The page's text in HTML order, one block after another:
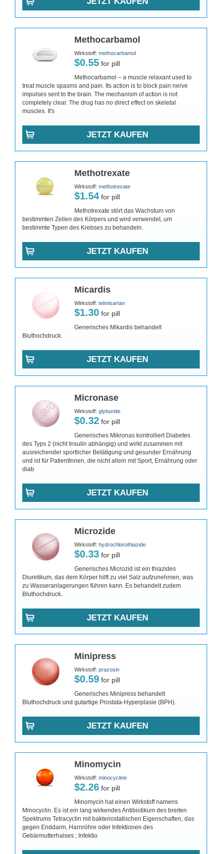
Methocarbamol
Wirkstoff: methocarbamol
$0.55 for pill
Methocarbamol – a muscle relaxant used to
treat muscle spasms and pain. Its action is to block pain nerve
impulses sent to the brain. The mechanism of action is not
completely clear. The drug has no direct effect on skeletal
muscles. It's
JETZT KAUFEN
Methotrexate
Wirkstoff: methotrexate
$1.54 for pill
Methotrexate stört das Wachstum von
bestimmten Zellen des Körpers und wird verwendet, um
bestimmte Typen des Krebses zu behandeln.
JETZT KAUFEN
Micardis
Wirkstoff: telmisartan
$1.30 for pill
Generisches Mikardis behandelt
Bluthochdruck.
JETZT KAUFEN
Micronase
Wirkstoff: glyburide
$0.32 for pill
Generisches Mikronas kontrolliert Diabetes
des Typs 2 (nicht Insulin abhängig) und wirkt zusammen mit
ausreichender sportlicher Betätigung und gesunder Ernährung
und ist für PatientInnen, die nicht allein mit Sport, Ernährung oder
diab
JETZT KAUFEN
Microzide
Wirkstoff: hydrochlorothiazide
$0.33 for pill
Generisches Microzid ist ein thiazides
Diuretikum, das dem Körper hilft zu viel Salz aufzunehmen, was
zu Wasseranlagerungen führen kann. Es behandelt zudem
Bluthochdruck.
JETZT KAUFEN
Minipress
Wirkstoff: prazosin
$0.59 for pill
Generisches Minipress behandelt
Bluthochdruck und gutartige Prostata-Hyperplasie (BPH).
JETZT KAUFEN
Minomycin
Wirkstoff: minocycline
$2.26 for pill
Minomycin hat einen Wirkstoff namens
Minocyclin. Es ist ein lang wirkendes Antibiotikum des breiten
Spektrums Tetracyclin mit bakteriostatischen Eigenschaften, das
gegen Enddarm, Harnröhre oder Infektionen des
Gebärmutterhalses ; Infektio